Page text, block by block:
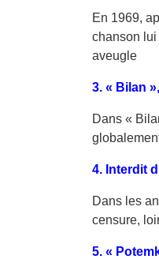
En 1969,
chanson lui
aveugle
3. « Bilan
Dans «
4. Interdit
Dans les
censure,
5. «